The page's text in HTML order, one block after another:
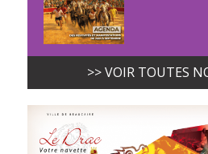
>> VOIR TOUTES